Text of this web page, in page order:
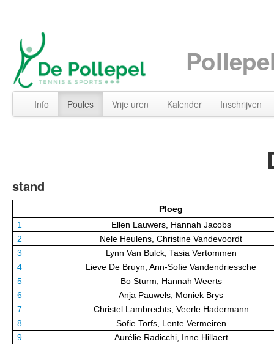
Info Poules Vrije uren Kalender Inschrijven
stand
Ploeg
1
Ellen Lauwers, Hannah Jacobs
2
Nele Heulens, Christine Vandevoordt
3
Lynn Van Bulck, Tasia Vertommen
4
Lieve De Bruyn, Ann-Sofie Vandendriessche
5
Bo Sturm, Hannah Weerts
6
Anja Pauwels, Moniek Brys
7
Christel Lambrechts, Veerle Hadermann
8
Sofie Torfs, Lente Vermeiren
9
Aurélie Radicchi, Inne Hillaert